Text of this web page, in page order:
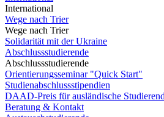
International
Wege nach Trier
Wege nach Trier
Solidarität mit der Ukraine
Abschlussstudierende
Abschlussstudierende
Orientierungsseminar "Quick Start"
Studienabschlussstipendien
DAAD-Preis für ausländische
Beratung & Kontakt